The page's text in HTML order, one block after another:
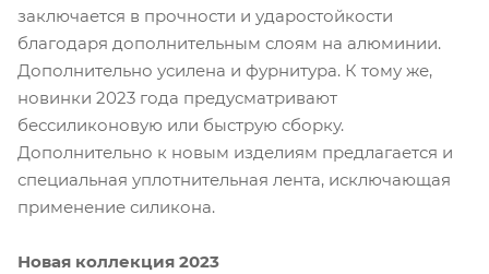
заключается в прочности и ударостойкости
благодаря дополнительным слоям на алюминии.
Дополнительно усилена и фурнитура. К тому же,
новинки 2023 года предусматривают
бессиликоновую или быструю сборку.
Дополнительно к новым изделиям предлагается и
специальная уплотнительная лента, исключающая
применение силикона.
Новая коллекция 2023